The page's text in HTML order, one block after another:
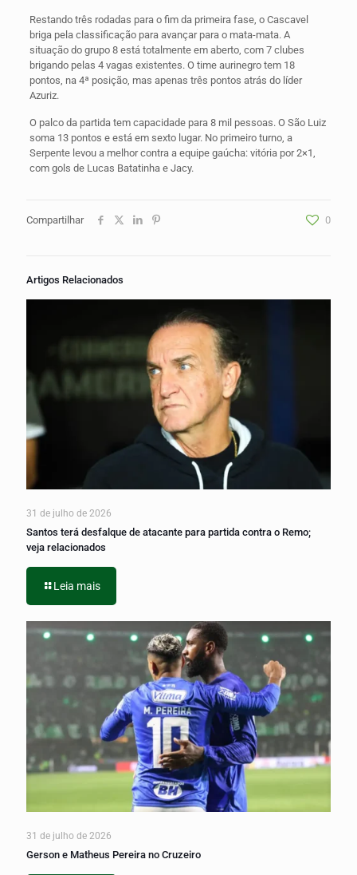
Restando três rodadas para o fim da primeira fase, o Cascavel
briga pela classificação para avançar para o mata-mata. A
situação do grupo 8 está totalmente em aberto, com 7 clubes
brigando pelas 4 vagas existentes. O time aurinegro tem 18
pontos, na 4ª posição, mas apenas três pontos atrás do líder
Azuriz.
O palco da partida tem capacidade para 8 mil pessoas. O São Luiz
soma 13 pontos e está em sexto lugar. No primeiro turno, a
Serpente levou a melhor contra a equipe gaúcha: vitória por 2×1,
com gols de Lucas Batatinha e Jacy.
Compartilhar 0
Artigos Relacionados
31 de julho de 2026
Santos terá desfalque de atacante para partida contra o Remo;
veja relacionados
Leia mais
31 de julho de 2026
Gerson e Matheus Pereira no Cruzeiro